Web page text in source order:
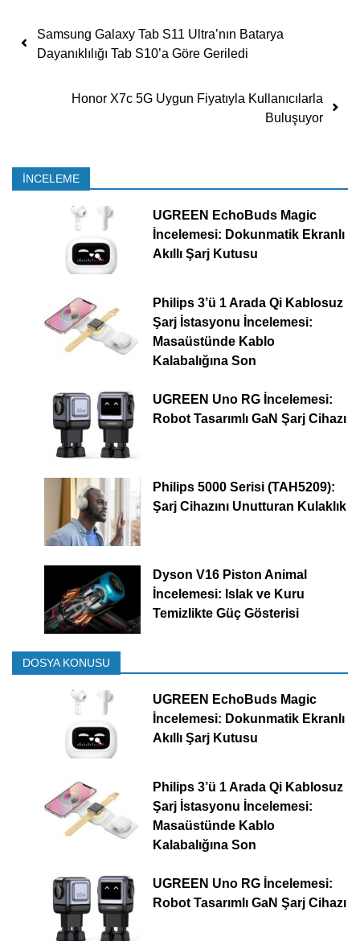
Yazı dolaşımı
Samsung Galaxy Tab S11 Ultra’nın Batarya
Dayanıklılığı Tab S10’a Göre Geriledi
Honor X7c 5G Uygun Fiyatıyla Kullanıcılarla
Buluşuyor
İNCELEME
UGREEN EchoBuds Magic
İncelemesi: Dokunmatik Ekranlı
Akıllı Şarj Kutusu
Philips 3’ü 1 Arada Qi Kablosuz
Şarj İstasyonu İncelemesi:
Masaüstünde Kablo
Kalabalığına Son
UGREEN Uno RG İncelemesi:
Robot Tasarımlı GaN Şarj Cihazı
Philips 5000 Serisi (TAH5209):
Şarj Cihazını Unutturan Kulaklık
Dyson V16 Piston Animal
İncelemesi: Islak ve Kuru
Temizlikte Güç Gösterisi
DOSYA KONUSU
UGREEN EchoBuds Magic
İncelemesi: Dokunmatik Ekranlı
Akıllı Şarj Kutusu
Philips 3’ü 1 Arada Qi Kablosuz
Şarj İstasyonu İncelemesi:
Masaüstünde Kablo
Kalabalığına Son
UGREEN Uno RG İncelemesi:
Robot Tasarımlı GaN Şarj Cihazı